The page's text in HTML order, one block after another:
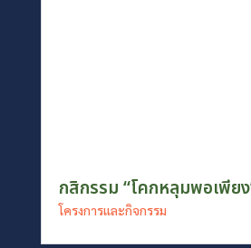
กสิกรรม “โคกหลุมพอเพียง”
โครงการและกิจกรรม